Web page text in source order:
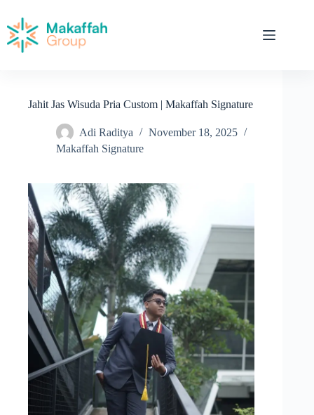
Jahit Jas Wisuda Pria Custom | Makaffah Signature
Adi Raditya
November 18, 2025
Makaffah Signature